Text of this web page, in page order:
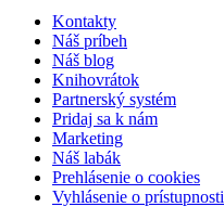
Kontakty
Náš príbeh
Náš blog
Knihovrátok
Partnerský systém
Pridaj sa k nám
Marketing
Náš labák
Prehlásenie o cookies
Vyhlásenie o prístupnosti